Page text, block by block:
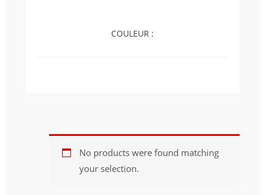
COULEUR :
No products were found matching
your selection.